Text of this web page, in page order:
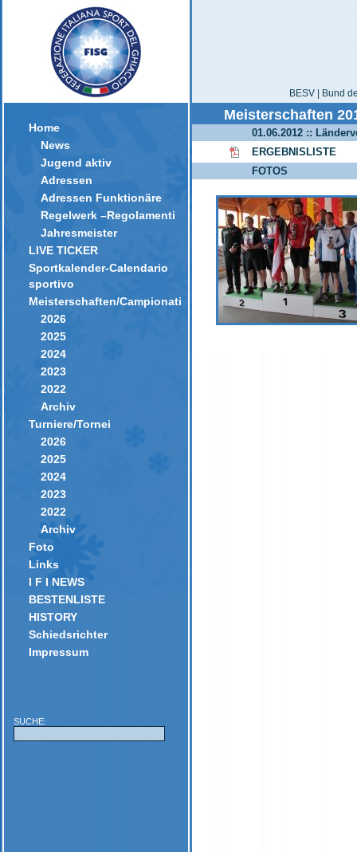
Home
News
Jugend aktiv
Adressen
Adressen Funktionäre
Regelwerk –Regolamenti
Jahresmeister
LIVE TICKER
Sportkalender-Calendario
sportivo
Meisterschaften/Campionati
2026
2025
2024
2023
2022
Archiv
Turniere/Tornei
2026
2025
2024
2023
2022
Archiv
Foto
Links
I F I NEWS
BESTENLISTE
HISTORY
Schiedsrichter
Impressum
SUCHE:
BESV | Bund
Meisterschaften
01.06.2012 ::
ERGEBNISLISTE
FOTOS